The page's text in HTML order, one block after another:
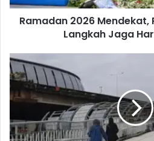
0
e
n
d
e
a
t
Ramadan 2026
Langkah Jaga
J
a
d
i
k
o